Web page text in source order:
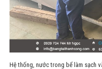
Hệ thống, nước trong bể làm sạch